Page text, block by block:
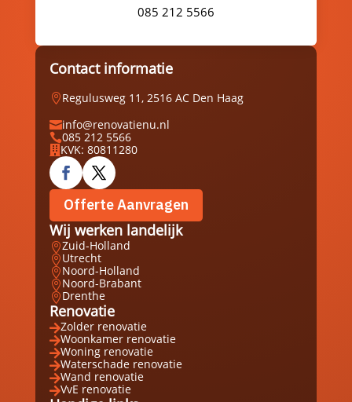
085 212 5566
Contact informatie
Regulusweg 11, 2516 AC Den Haag
info@renovatienu.nl
085 212 5566
 KVK: 80811280
Offerte Aanvragen
Wij werken landelijk
Zuid-Holland
Utrecht
Noord-Holland
Noord-Brabant
Drenthe
Renovatie
Zolder renovatie
Woonkamer renovatie
Woning renovatie
Waterschade renovatie
Wand renovatie
VvE renovatie